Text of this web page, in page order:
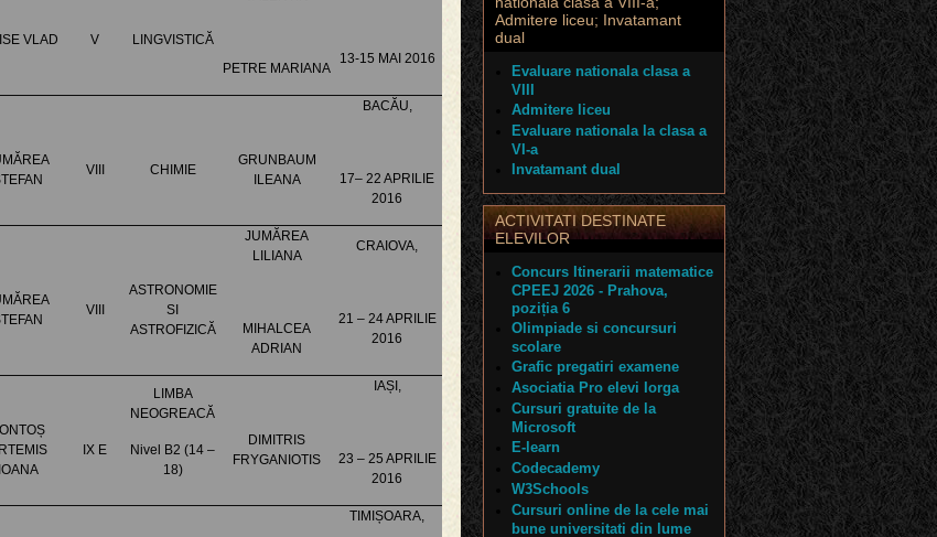
VLAD V LINGVISTICĂ
PETRE MARIANA
13-15 MAI 2016
VIII CHIMIE
GRUNBAUM
ILEANA
BACĂU,
17– 22 APRILIE
2016
VIII
ASTRONOMIE
SI
ASTROFIZICĂ
JUMĂREA
LILIANA
MIHALCEA
ADRIAN
CRAIOVA,
21 – 24 APRILIE
2016
IOANA
IX E
LIMBA
NEOGREACĂ
Nivel B2 (14 –
18)
DIMITRIS
FRYGANIOTIS
IAȘI,
23 – 25 APRILIE
2016
TIMIȘOARA,
Admitere liceu; Invatamant
dual
Evaluare nationala clasa a
VIII
Admitere liceu
Evaluare nationala la clasa a
VI-a
Invatamant dual
ACTIVITATI DESTINATE
ELEVILOR
Concurs Itinerarii matematice
CPEEJ 2026 - Prahova,
poziția 6
Olimpiade si concursuri
scolare
Grafic pregatiri examene
Asociatia Pro elevi Iorga
Cursuri gratuite de la
Microsoft
E-learn
Codecademy
W3Schools
Cursuri online de la cele mai
bune universitati din lume